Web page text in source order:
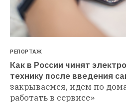
РЕПОРТАЖ
Как в России чинят
технику после введения
закрываемся, идем по
работать в сервисе»